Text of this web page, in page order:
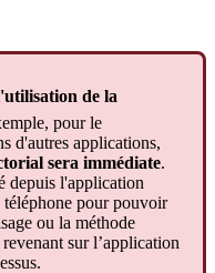
'utilisation de la
, pour le
d'autres applications,
sera immédiate.
depuis l'application
téléphone pour pouvoir
ou la méthode
revenant sur l’application
.